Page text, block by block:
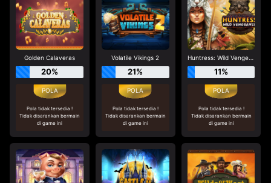
Golden Calaveras
20%
Pola tidak tersedia !
Tidak disarankan bermain
di game ini
Volatile Vikings 2
21%
Pola tidak tersedia !
Tidak disarankan bermain
di game ini
Huntress: Wild Vengeance
11%
Pola tidak tersedia !
Tidak disarankan bermain
di game ini